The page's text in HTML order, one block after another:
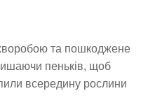
та пошкоджене
пеньків, щоб
всередину рослини